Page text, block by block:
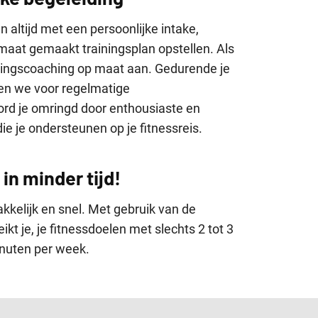
altijd met een persoonlijke intake,
gemaakt trainingsplan opstellen. Als
op maat aan. Gedurende je
we voor regelmatige
je omringd door enthousiaste en
je ondersteunen op je fitnessreis.
minder tijd!
en snel. Met gebruik van de
je, je fitnessdoelen met slechts 2 tot 3
per week.